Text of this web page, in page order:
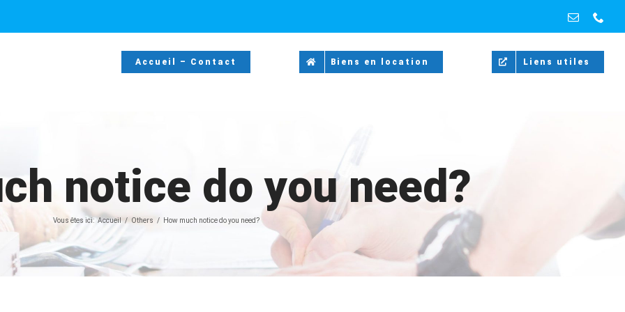
Email
Accueil – Contact Biens en location Liens utiles
notice do you need?
Vous êtes ici: Accueil Others How much notice do you need?